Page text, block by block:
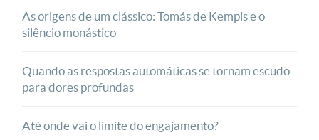
As origens de um clássico: Tomás de Kempis e o
silêncio monástico
Quando as respostas automáticas se tornam escudo
para dores profundas
Até onde vai o limite do engajamento?